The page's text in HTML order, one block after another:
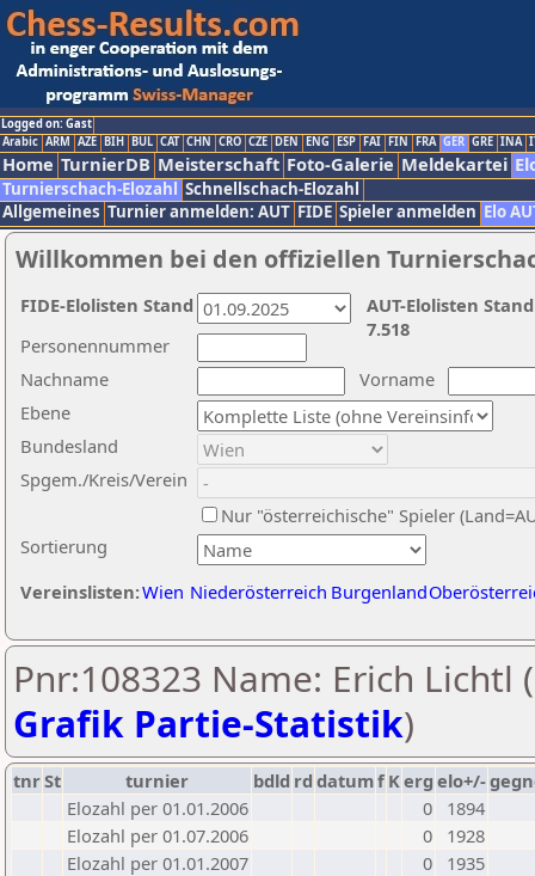
Logged on: Gast
Arabic ARM AZE BIH BUL CAT CHN CRO CZE DEN ENG ESP FAI FIN FRA GER GRE INA
Home TurnierDB Meisterschaft Foto-Galerie Meldekartei
Turnierschach-Elozahl Schnellschach-Elozahl
Allgemeines Turnier anmelden: AUT FIDE Spieler anmelden Elo
Willkommen bei den offiziellen
Nachname
Vorname
Ebene
Sortierung
Personennummer
Bundesland
Spgem./Kreis/Verein
Nur "österreichische" Spieler
Vereinslisten:Wien Niederösterreich Burgenland
AUT-Elolisten
7.518
FIDE-Elolisten Stand
Pnr:108323 Name: Erich Lichtl (
Grafik Partie-Statistik)
tnrSt turnier bdld rd datumf Kerg elo+/-
Elozahl per 01.01.2006
0
1894
Elozahl per 01.07.2006
0
1928
Elozahl per 01.01.2007
0
1935